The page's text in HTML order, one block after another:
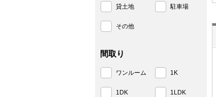
貸土地 駐車場
その他
間取り
ワンルーム 1K
1DK 1LDK